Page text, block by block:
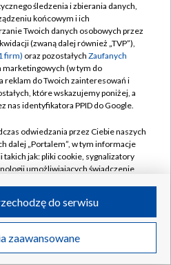
TVP
TVP
prywatności
zgody
Pomoc
Kontakt
Kanały
S.A. w likwidacji
śledzenia i zbierania danych,
końcowym i ich
Twoich danych osobowych przez
(zwaną dalej również „TVP”),
firm) oraz pozostałych Zaufanych
marketingowych (w tym do
reklam do Twoich zainteresowań i
które wskazujemy poniżej, a
nas identyfikatora PPID do Google.
odwiedzania przez Ciebie naszych
dalej „Portalem”, w tym informacje
jak: pliki cookie, sygnalizatory
umożliwiających świadczenie
odwiedzania przez Ciebie
takie jak adresy IP, identyfikatory
zaawansowane
do serwisu